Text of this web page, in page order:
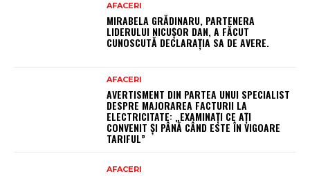
AFACERI
MIRABELA GRĂDINARU, PARTENERA
LIDERULUI NICUȘOR DAN, A FĂCUT
CUNOSCUTĂ DECLARAȚIA SA DE AVERE.
AFACERI
AVERTISMENT DIN PARTEA UNUI SPECIALIST
DESPRE MAJORAREA FACTURII LA
ELECTRICITATE: „EXAMINAȚI CE AȚI
CONVENIT ȘI PÂNĂ CÂND ESTE ÎN VIGOARE
TARIFUL”
AFACERI